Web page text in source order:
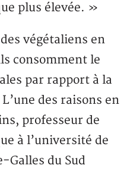
plus élevée. »
végétaliens en
consomment le
par rapport à la
des raisons en
professeur de
à l’université de
Galles du Sud